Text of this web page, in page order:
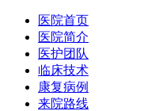
医院首页
医院简介
医护团队
临床技术
康复病例
来院路线